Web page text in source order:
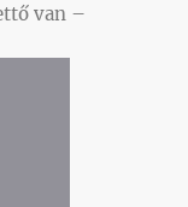
van –